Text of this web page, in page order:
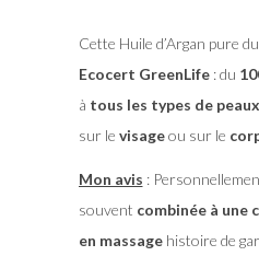
Cette Huile d’Argan pure
Ecocert GreenLife: du
à tous les types de peaux
sur le visageou sur le
Mon avis :
souvent combinée à une
en massagehistoire de